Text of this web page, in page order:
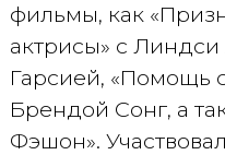
фильмы, как
актрисы» с
Гарсией, «Помощь
Брендой Сонг, а
Фэшон».